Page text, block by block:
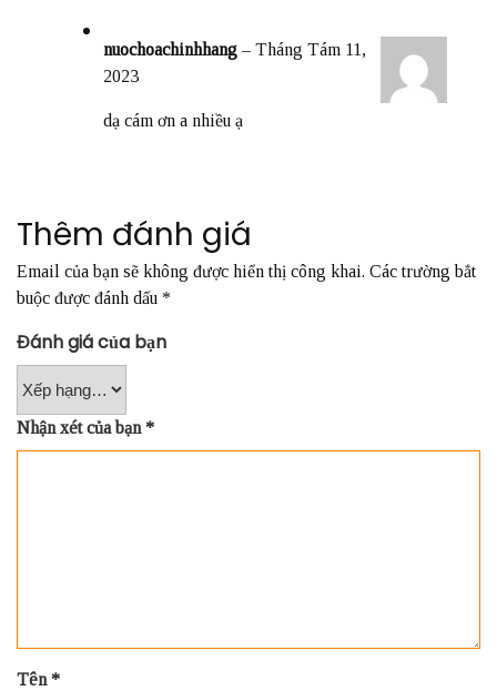
nuochoachinhhang – Tháng Tám 11,
2023
dạ cám ơn a nhiều ạ
Thêm đánh giá
Email của bạn sẽ không được hiển thị công khai. Các trường bắt
buộc được đánh dấu *
Đánh giá của bạn
Nhận xét của bạn*
Tên*